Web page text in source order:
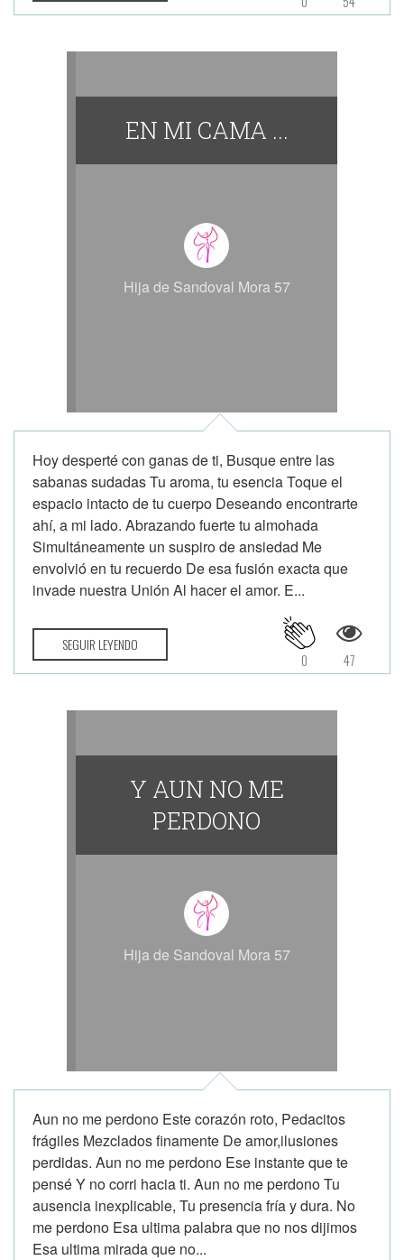
EN MI CAMA ...
Hija de Sandoval Mora 57
Hoy desperté con ganas de ti, Busque entre las
sabanas sudadas Tu aroma, tu esencia Toque el
espacio intacto de tu cuerpo Deseando encontrarte
ahí, a mi lado. Abrazando fuerte tu almohada
Simultáneamente un suspiro de ansiedad Me
envolvió en tu recuerdo De esa fusión exacta que
invade nuestra Unión Al hacer el amor. E...
SEGUIR LEYENDO
47
0
Y AUN NO ME
PERDONO
Hija de Sandoval Mora 57
Aun no me perdono Este corazón roto, Pedacitos
frágiles Mezclados finamente De amor,ilusiones
perdidas. Aun no me perdono Ese instante que te
pensé Y no corri hacia ti. Aun no me perdono Tu
ausencia inexplicable, Tu presencia fría y dura. No
me perdono Esa ultima palabra que no nos dijimos
Esa ultima mirada que no...